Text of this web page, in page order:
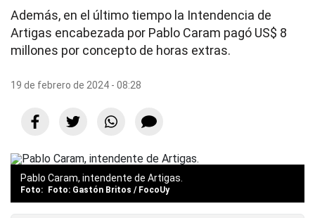
Además, en el último tiempo la Intendencia de
Artigas encabezada por Pablo Caram pagó US$ 8
millones por concepto de horas extras.
19 de febrero de 2024 - 08:28
Pablo Caram, intendente de Artigas.
Foto: Gastón Britos / FocoUy